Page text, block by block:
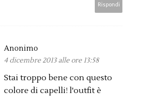
Rispondi
Anonimo
4 dicembre 2013 alle ore 13:58
Stai troppo bene con questo
colore di capelli! l'outfit è